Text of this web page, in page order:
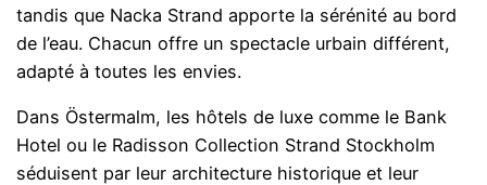
tandis que Nacka Strand apporte la sérénité au bord
de l’eau. Chacun offre un spectacle urbain différent,
adapté à toutes les envies.
Dans Östermalm, les hôtels de luxe comme le Bank
Hotel ou le Radisson Collection Strand Stockholm
séduisent par leur architecture historique et leur